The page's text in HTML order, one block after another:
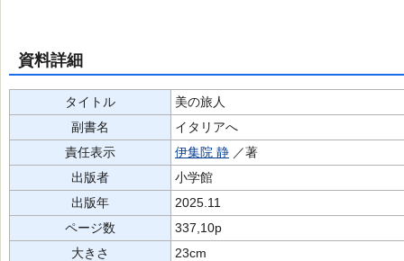
資料詳細
タイトル
美の旅人
副書名
イタリアへ
責任表示
伊集院 静 ／著
出版者
小学館
出版年
2025.11
ページ数
337,10p
大きさ
23cm